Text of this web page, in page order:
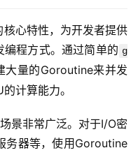
心特性，为开发者提供
程方式。通过简单的 g
大量的Goroutine来并发
计算能力。
景非常广泛。对于I/O密
务器等，使用Goroutine